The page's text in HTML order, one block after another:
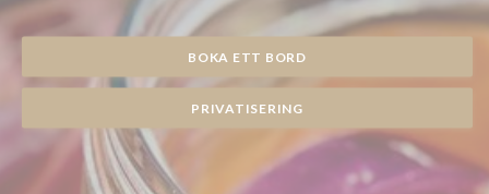
BOKA ETT BORD
PRIVATISERING